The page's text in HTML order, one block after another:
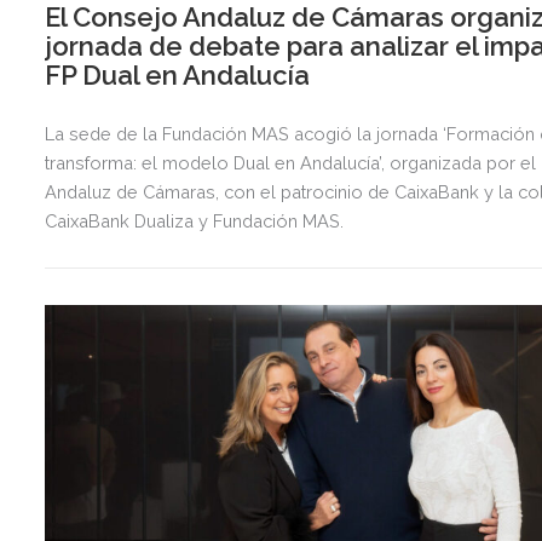
El Consejo Andaluz de Cámaras
jornada de debate para analizar el
FP Dual en Andalucía
La sede de la Fundación MAS acogió la jornada ‘Formación
transforma: el modelo Dual en Andalucía’, organizada por
Andaluz de Cámaras, con el patrocinio de CaixaBank y la
CaixaBank Dualiza y Fundación MAS.